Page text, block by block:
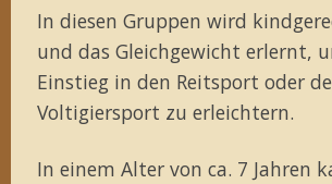
In diesen Gruppen wird
und das Gleichgewicht erlernt,
Einstieg in den Reitsport oder
Voltigiersport zu erleichtern.
In einem Alter von ca. 7 Jahren